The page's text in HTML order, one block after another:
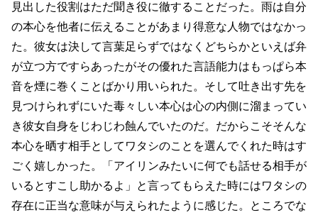
見出した役割はただ聞き役に徹することだった。雨は自分
の本心を他者に伝えることがあまり得意な人物ではなかっ
た。彼女は決して言葉足らずではなくどちらかといえば弁
が立つ方ですらあったがその優れた言語能力はもっぱら本
音を煙に巻くことばかり用いられた。そして吐き出す先を
見つけられずにいた毒々しい本心は心の内側に溜まってい
き彼女自身をじわじわ蝕んでいたのだ。だからこそそんな
本心を晒す相手としてワタシのことを選んでくれた時はす
ごく嬉しかった。「アイリンみたいに何でも話せる相手が
いるとすこし助かるよ」と言ってもらえた時にはワタシの
存在に正当な意味が与えられたように感じた。ところでな